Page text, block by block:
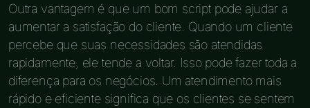
Outra vantagem é que um bom script pode ajudar a
aumentar a satisfação do cliente. Quando um cliente
percebe que suas necessidades são atendidas
rapidamente, ele tende a voltar. Isso pode fazer toda a
diferença para os negócios. Um atendimento mais
rápido e eficiente significa que os clientes se sentem